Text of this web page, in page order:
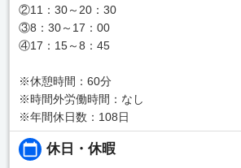
②11：30～20：30
③8：30～17：00
④17：15～8：45
※休憩時間：60分
※時間外労働時間：なし
※年間休日数：108日
休日・休暇